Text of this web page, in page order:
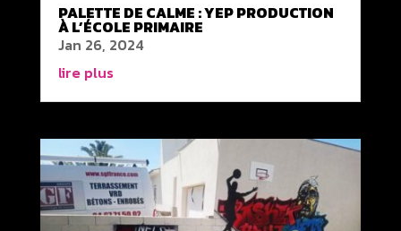
PALETTE DE CALME : YEP PRODUCTION
À L’ÉCOLE PRIMAIRE
Jan 26, 2024
lire plus